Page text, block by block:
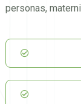
personas,